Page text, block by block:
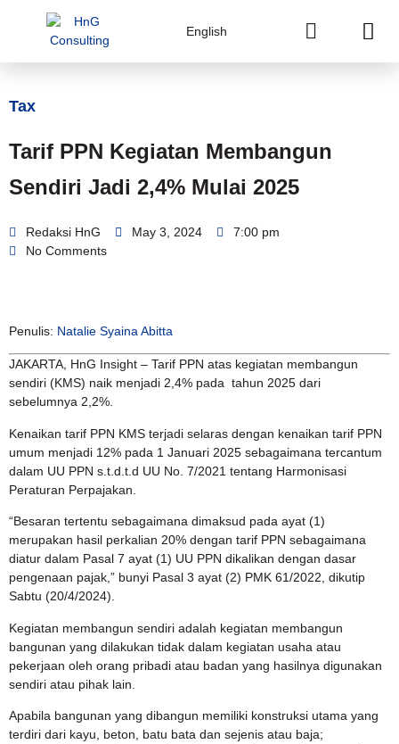
English
Tax
Tarif PPN Kegiatan Membangun
Sendiri Jadi 2,4% Mulai 2025
Redaksi HnG May 3, 2024
7:00 pm
No Comments
Penulis: Natalie Syaina Abitta
JAKARTA, HnG Insight – Tarif PPN atas kegiatan membangun
sendiri (KMS) naik menjadi 2,4% pada tahun 2025 dari
sebelumnya 2,2%.
Kenaikan tarif PPN KMS terjadi selaras dengan kenaikan tarif PPN
umum menjadi 12% pada 1 Januari 2025 sebagaimana tercantum
dalam UU PPN s.t.d.t.d UU No. 7/2021 tentang Harmonisasi
Peraturan Perpajakan.
“Besaran tertentu sebagaimana dimaksud pada ayat (1)
merupakan hasil perkalian 20% dengan tarif PPN sebagaimana
diatur dalam Pasal 7 ayat (1) UU PPN dikalikan dengan dasar
pengenaan pajak,” bunyi Pasal 3 ayat (2) PMK 61/2022, dikutip
Sabtu (20/4/2024).
Kegiatan membangun sendiri adalah kegiatan membangun
bangunan yang dilakukan tidak dalam kegiatan usaha atau
pekerjaan oleh orang pribadi atau badan yang hasilnya digunakan
sendiri atau pihak lain.
Apabila bangunan yang dibangun memiliki konstruksi utama yang
terdiri dari kayu, beton, batu bata dan sejenis atau baja;